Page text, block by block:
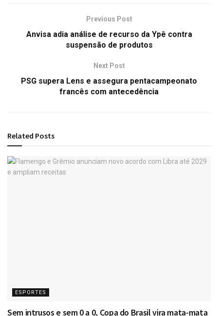
Previous Post
Anvisa adia análise de recurso da Ypê contra
suspensão de produtos
Next Post
PSG supera Lens e assegura pentacampeonato
francês com antecedência
Related Posts
ESPORTES
Sem intrusos e sem 0 a 0, Copa do Brasil vira mata-mata